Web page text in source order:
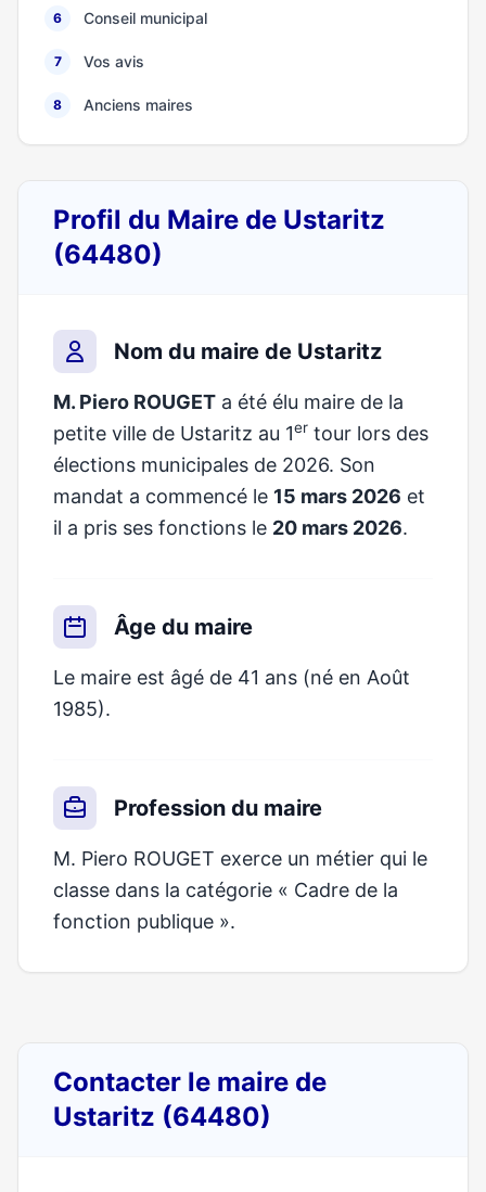
6 Conseil municipal
7 Vos avis
8 Anciens maires
Profil du Maire de Ustaritz
(64480)
Nom du maire de Ustaritz
M. Piero ROUGET a été élu maire de la
petite ville de Ustaritz au 1er tour lors des
élections municipales de 2026. Son
mandat a commencé le 15 mars 2026 et
il a pris ses fonctions le 20 mars 2026.
Âge du maire
Le maire est âgé de 41 ans (né en Août
1985).
Profession du maire
M. Piero ROUGET exerce un métier qui le
classe dans la catégorie « Cadre de la
fonction publique ».
Contacter le maire de
Ustaritz (64480)